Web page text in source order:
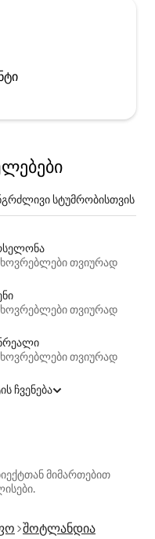
სტუმრობისთვის
თვიურად
თვიურად
თვიურად
ჩვენება
მიმართებით
შოტლანდია